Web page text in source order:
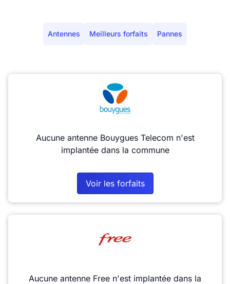
Antennes Meilleurs forfaits Pannes
Aucune antenne Bouygues Telecom n'est
implantée dans la commune
Voir les forfaits
Aucune antenne Free n'est implantée dans la